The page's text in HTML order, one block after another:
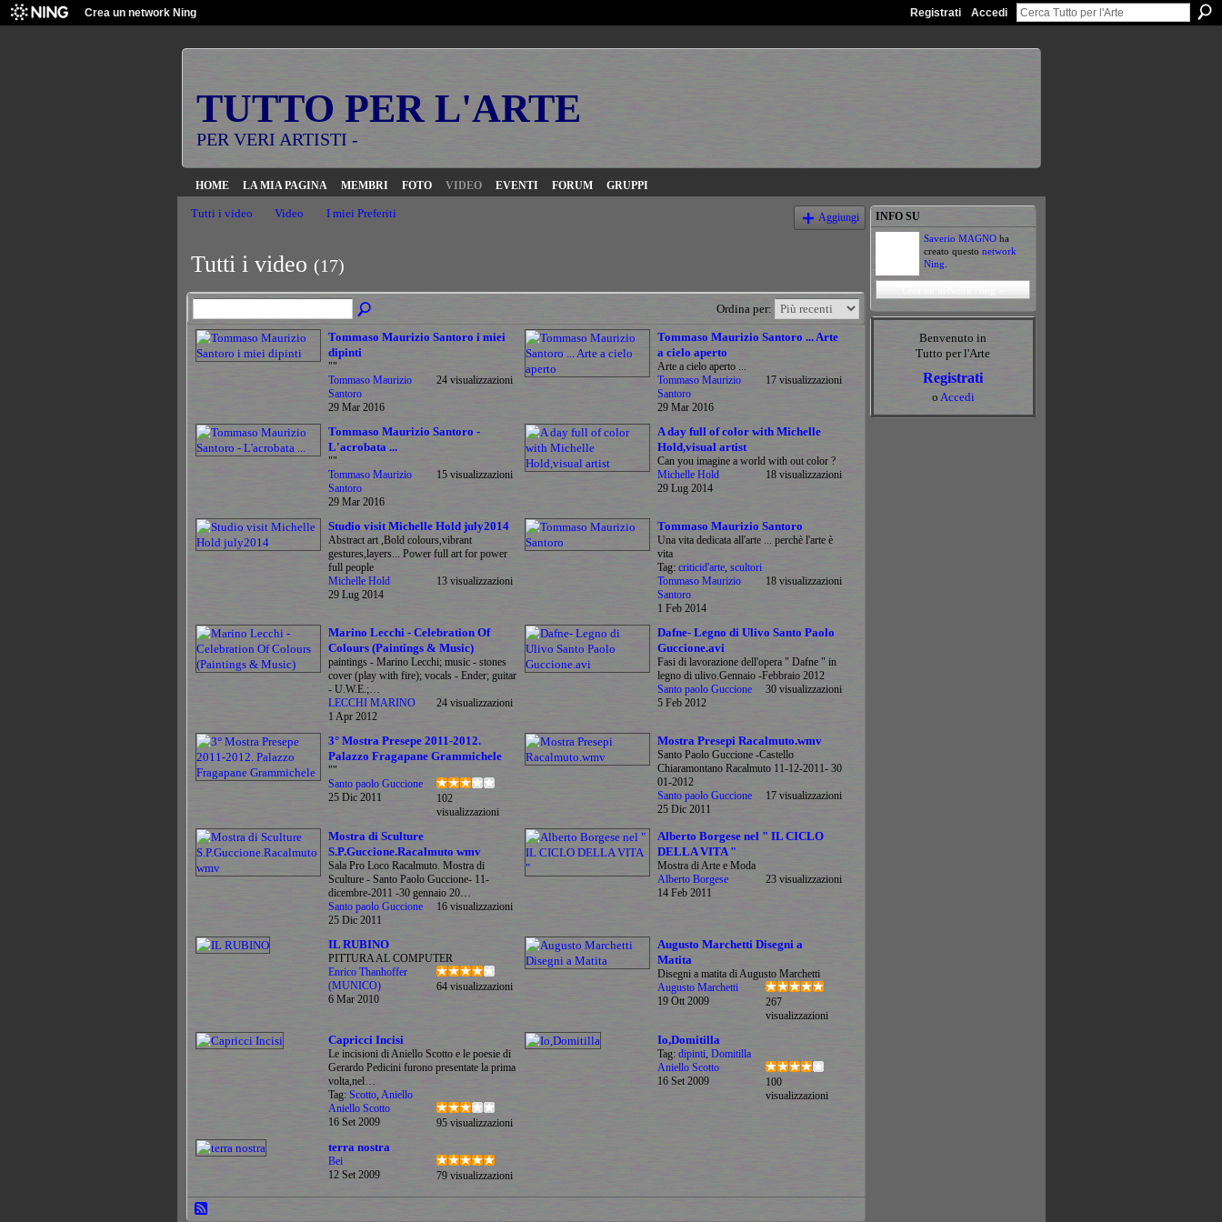
Crea un network Ning Registrati Accedi
TUTTO PER L'ARTE
PER VERI ARTISTI -
HOME LA MIA PAGINA MEMBRI FOTO VIDEO EVENTI FORUM GRUPPI
Tutti i video Video I miei Preferiti Aggiungi
Tutti i video (17)
Ordina per:
Tommaso Maurizio Santoro i miei
dipinti
""
Tommaso Maurizio
Santoro
29 Mar 2016
24 visualizzazioni
Tommaso Maurizio Santoro ... Arte
a cielo aperto
Arte a cielo aperto ...
Tommaso Maurizio
Santoro
29 Mar 2016
17 visualizzazioni
Tommaso Maurizio Santoro -
L'acrobata ...
""
Tommaso Maurizio
Santoro
29 Mar 2016
15 visualizzazioni
A day full of color with Michelle
Hold,visual artist
Can you imagine a world with out color ?
Michelle Hold
29 Lug 2014
18 visualizzazioni
Studio visit Michelle Hold july2014
Abstract art ,Bold colours,vibrant
gestures,layers... Power full art for power
full people
Michelle Hold
29 Lug 2014
13 visualizzazioni
Tommaso Maurizio Santoro
Una vita dedicata all'arte ... perchè l'arte è
vita
Tag: criticid'arte, scultori
Tommaso Maurizio
Santoro
1 Feb 2014
18 visualizzazioni
Marino Lecchi - Celebration Of
Colours (Paintings & Music)
paintings - Marino Lecchi; music - stones
cover (play with fire); vocals - Ender; guitar
- U.W.E.;…
LECCHI MARINO
1 Apr 2012
24 visualizzazioni
Dafne- Legno di Ulivo Santo Paolo
Guccione.avi
Fasi di lavorazione dell'opera " Dafne " in
legno di ulivo.Gennaio -Febbraio 2012
Santo paolo Guccione
5 Feb 2012
30 visualizzazioni
3° Mostra Presepe 2011-2012.
Palazzo Fragapane Grammichele
""
Santo paolo Guccione
25 Dic 2011
102
visualizzazioni
Mostra Presepi Racalmuto.wmv
Santo Paolo Guccione -Castello
Chiaramontano Racalmuto 11-12-2011- 30
01-2012
Santo paolo Guccione
25 Dic 2011
17 visualizzazioni
Mostra di Sculture
S.P.Guccione.Racalmuto wmv
Sala Pro Loco Racalmuto. Mostra di
Sculture - Santo Paolo Guccione- 11-
dicembre-2011 -30 gennaio 20…
Santo paolo Guccione
25 Dic 2011
16 visualizzazioni
Alberto Borgese nel " IL CICLO
DELLA VITA "
Mostra di Arte e Moda
Alberto Borgese
14 Feb 2011
23 visualizzazioni
IL RUBINO
PITTURA AL COMPUTER
Enrico Thanhoffer
(MUNICO)
6 Mar 2010
64 visualizzazioni
Augusto Marchetti Disegni a
Matita
Disegni a matita di Augusto Marchetti
Augusto Marchetti
19 Ott 2009
267
visualizzazioni
Capricci Incisi
Le incisioni di Aniello Scotto e le poesie di
Gerardo Pedicini furono presentate la prima
volta,nel…
Tag: Scotto,Aniello
Aniello Scotto
16 Set 2009
95 visualizzazioni
Io,Domitilla
Tag: dipinti, Domitilla
Aniello Scotto
16 Set 2009
100
visualizzazioni
terra nostra
Bei
12 Set 2009
79 visualizzazioni
INFO SU
Saverio MAGNOha
creato questo network
Ning
Benvenuto in
Tutto per l'Arte
Registrati
o Accedi